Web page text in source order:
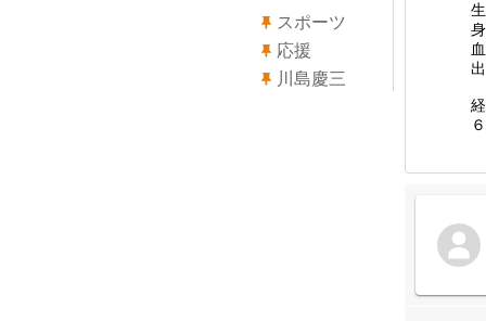
スポーツ
応援
川島慶三